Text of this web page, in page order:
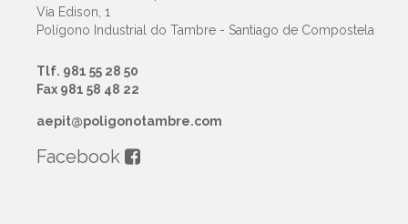
Vía Edison, 1
Polígono Industrial do Tambre - Santiago de Compostela
Tlf. 981 55 28 50
Fax 981 58 48 22
aepit@poligonotambre.com
Facebook